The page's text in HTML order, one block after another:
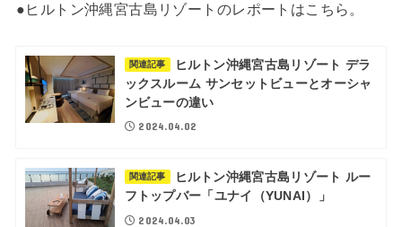
● ヒルトン沖縄宮古島リゾートのレポートはこちら。
関連記事
ヒルトン沖縄宮古島リゾート デラ
ックスルーム サンセットビューとオーシャ
ンビューの違い
2024.04.02
関連記事
ヒルトン沖縄宮古島リゾート ルー
フトップバー「ユナイ（YUNAI）」
2024.04.03